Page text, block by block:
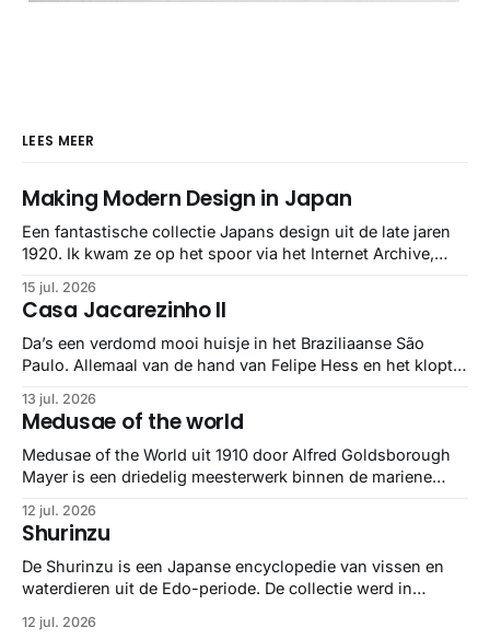
LEES MEER
Making Modern Design in Japan
Een fantastische collectie Japans design uit de late jaren
1920. Ik kwam ze op het spoor via het Internet Archive,
gebundeld in een: boek ✨ Daarin hebben ze alle scans een
stuk netter getrokken, maar op deze manier vind ik ze er
minstens
15 jul. 2026
Casa Jacarezinho II
Da’s een verdomd mooi huisje in het Braziliaanse São
Paulo. Allemaal van de hand van Felipe Hess en het klopt
13 jul. 2026
Medusae of the world
Medusae of the World uit 1910 door Alfred Goldsborough
Mayer is een driedelig meesterwerk binnen de mariene
gedetailleerd overzicht van kwallensoorten en hun
taxonomie. Het boek staat bekend om de combinatie van
strikte wetenschap met prachtige, handgetekende
illustraties en kleurendrukplaten van Mayer zelf.
12 jul. 2026
Shurinzu
De Shurinzu is een Japanse encyclopedie van vissen en
waterdieren uit de Edo-periode. De collectie werd in
bekend om verfijnde technieken en bijna driedimensionale
12 jul. 2026